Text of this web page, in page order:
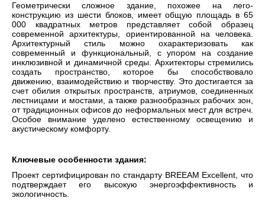
Геометрически сложное здание, похожее на лего-
конструкцию из шести блоков, имеет общую площадь в 65
000 квадратных метров представляет собой образец
современной архитектуры, ориентированной на человека.
Архитектурный стиль можно охарактеризовать как
современный и функциональный, с упором на создание
инклюзивной и динамичной среды. Архитекторы стремились
создать пространство, которое бы способствовало
движению, взаимодействию и творчеству. Это достигается за
счет обилия открытых пространств, атриумов, соединенных
лестницами и мостами, а также разнообразных рабочих зон,
от традиционных офисов до неформальных мест для встреч.
Особое внимание уделено естественному освещению и
акустическому комфорту.
Ключевые особенности здания:
Проект сертифицирован по стандарту BREEAM Excellent, что
подтверждает его высокую энергоэффективность и
экологичность.